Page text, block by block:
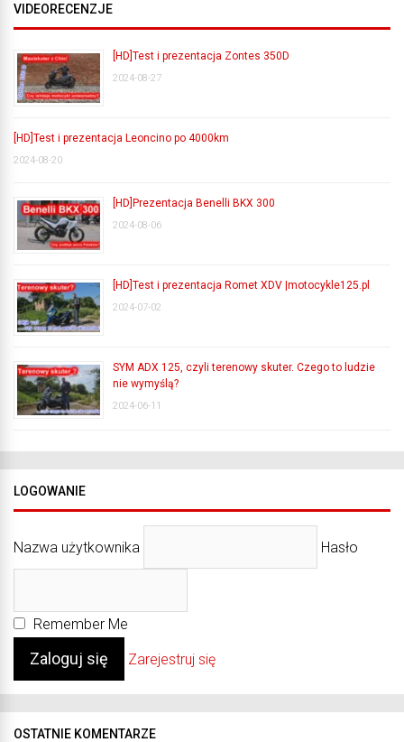
VIDEORECENZJE
[HD]Test i prezentacja Zontes 350D
2024-08-27
[HD]Test i prezentacja Leoncino po 4000km
2024-08-20
[HD]Prezentacja Benelli BKX 300
2024-08-06
[HD]Test i prezentacja Romet XDV |motocykle125.pl
2024-07-02
SYM ADX 125, czyli terenowy skuter. Czego to ludzie
nie wymyślą?
2024-06-11
LOGOWANIE
Nazwa użytkownika Hasło
Remember Me
Zarejestruj się
OSTATNIE KOMENTARZE